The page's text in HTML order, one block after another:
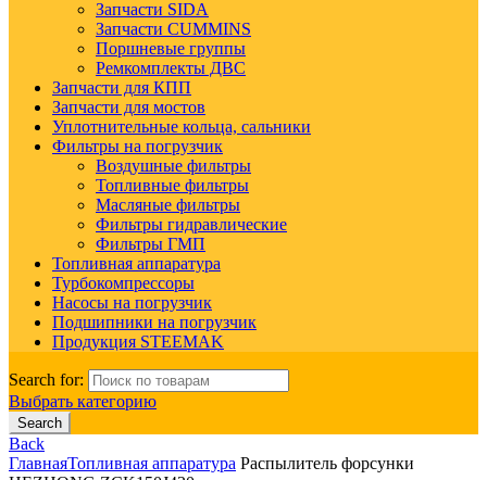
Запчасти SIDA
Запчасти CUMMINS
Поршневые группы
Ремкомплекты ДВС
Запчасти для КПП
Запчасти для мостов
Уплотнительные кольца, сальники
Фильтры на погрузчик
Воздушные фильтры
Топливные фильтры
Масляные фильтры
Фильтры гидравлические
Фильтры ГМП
Топливная аппаратура
Турбокомпрессоры
Насосы на погрузчик
Подшипники на погрузчик
Продукция STEEMAK
Search for:
Выбрать категорию
Search
Back
ГлавнаяТопливная аппаратура Распылитель форсунки